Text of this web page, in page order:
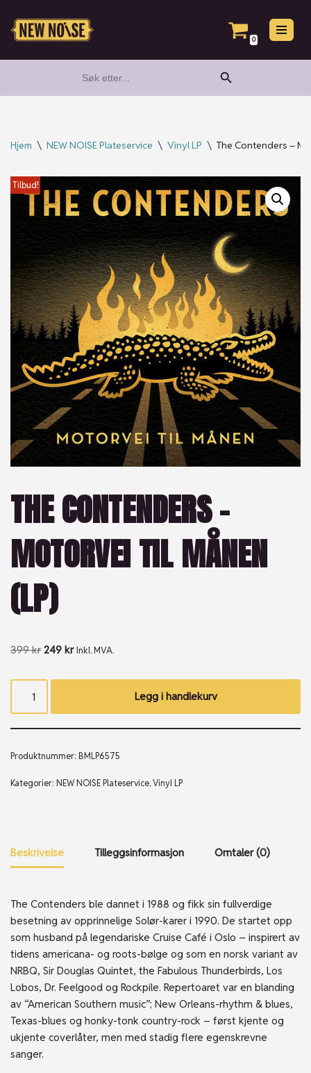
Hopp
0
for:
Search Button
Hjem \ NEW NOISE Plateservice \ Vinyl LP \ The Contenders –
Tilbud!
THE CONTENDERS –
MOTORVEI TIL MÅNEN
(LP)
399kr 249 kr Inkl. MVA.
Legg i handlekurv
Produktnummer: BMLP6575
Kategorier: NEW NOISE Plateservice,Vinyl LP
Beskrivelse Tilleggsinformasjon Omtaler (0)
The Contenders ble dannet i 1988 og fikk sin fullverdige
besetning av opprinnelige Solør-karer i 1990. De startet opp
som husband på legendariske Cruise Café i Oslo – inspirert av
tidens americana- og roots-bølge og som en norsk variant av
NRBQ, Sir Douglas Quintet, the Fabulous Thunderbirds, Los
Lobos, Dr. Feelgood og Rockpile. Repertoaret var en blanding
av “American Southern music”; New Orleans-rhythm & blues,
Texas-blues og honky-tonk country-rock – først kjente og
ukjente coverlåter, men med stadig flere egenskrevne
sanger.